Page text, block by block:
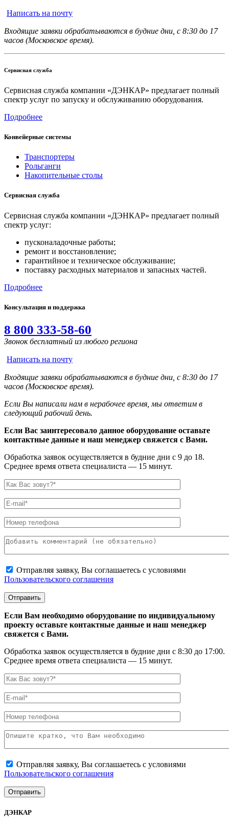
Написать на почту
Входящие заявки обрабатываются в будние дни, с 8:30 до 17
часов (Московское время).
Сервисная служба
Сервисная служба компании «ДЭНКАР» предлагает полный
спектр услуг по запуску и обслуживанию оборудования.
Подробнее
Конвейерные системы
Транспортеры
Рольганги
Накопительные столы
Сервисная служба
Сервисная служба компании «ДЭНКАР» предлагает полный
спектр услуг:
пусконаладочные работы;
ремонт и восстановление;
гарантийное и техническое обслуживание;
поставку расходных материалов и запасных частей.
Подробнее
Консультация и поддержка
8 800 333-58-60
Звонок бесплатный из любого региона
Написать на почту
Входящие заявки обрабатываются в будние дни, с 8:30 до 17
часов (Московское время).
Если Вы написали нам в нерабочее время, мы ответим в
следующий рабочий день.
Если Вас заинтересовало данное оборудование оставьте
контактные данные и наш менеджер свяжется с Вами.
Обработка заявок осуществляется в будние дни с 9 до 18.
Среднее время ответа специалиста — 15 минут.
Отправляя заявку, Вы соглашаетесь с условиями
Пользовательского соглашения
Если Вам необходимо оборудование по индивидуальному
проекту оставьте контактные данные и наш менеджер
свяжется с Вами.
Обработка заявок осуществляется в будние дни с 8:30 до 17:00.
Среднее время ответа специалиста — 15 минут.
Отправляя заявку, Вы соглашаетесь с условиями
Пользовательского соглашения
ДЭНКАР